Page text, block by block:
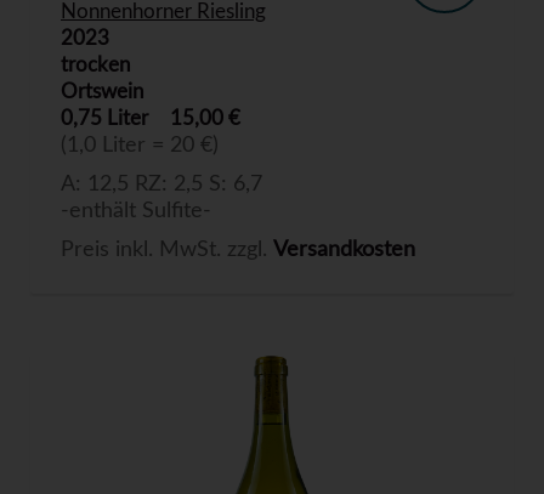
Nonnenhorner Riesling
2023
trocken
Ortswein
0,75 Liter
15,00 €
(1,0 Liter = 20 €)
A: 12,5 RZ: 2,5 S: 6,7
-enthält Sulfite-
Preis inkl. MwSt. zzgl. Versandkosten